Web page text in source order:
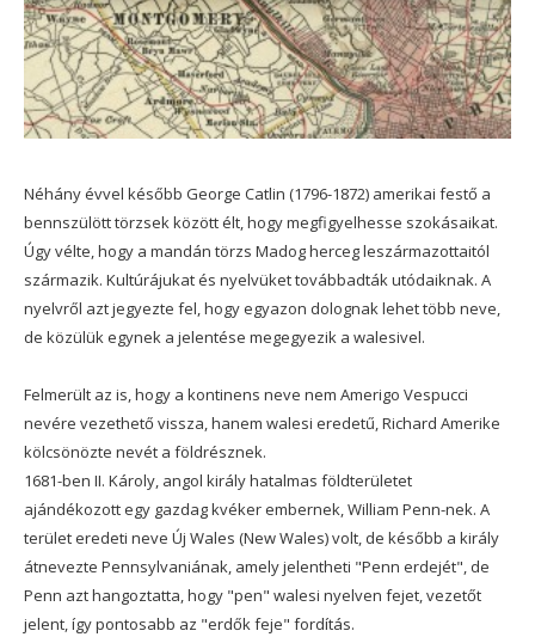
Néhány évvel később George Catlin (1796-1872) amerikai festő a
bennszülött törzsek között élt, hogy megfigyelhesse szokásaikat.
Úgy vélte, hogy a mandán törzs Madog herceg leszármazottaitól
származik. Kultúrájukat és nyelvüket továbbadták utódaiknak. A
nyelvről azt jegyezte fel, hogy egyazon dolognak lehet több neve,
de közülük egynek a jelentése megegyezik a walesivel.
Felmerült az is, hogy a kontinens neve nem Amerigo Vespucci
nevére vezethető vissza, hanem walesi eredetű, Richard Amerike
kölcsönözte nevét a földrésznek.
1681-ben II. Károly, angol király hatalmas földterületet
ajándékozott egy gazdag kvéker embernek, William Penn-nek. A
terület eredeti neve Új Wales (New Wales) volt, de később a király
átnevezte Pennsylvaniának, amely jelentheti "Penn erdejét", de
Penn azt hangoztatta, hogy "pen" walesi nyelven fejet, vezetőt
jelent, így pontosabb az "erdők feje" fordítás.